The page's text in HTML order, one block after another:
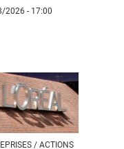
2026 - 17:00
/ ACTIONS